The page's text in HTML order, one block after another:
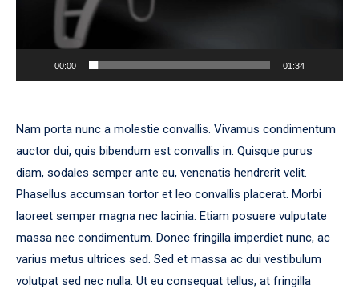
00:00 01:34
Nam porta nunc a molestie convallis. Vivamus condimentum
auctor dui, quis bibendum est convallis in. Quisque purus
diam, sodales semper ante eu, venenatis hendrerit velit.
Phasellus accumsan tortor et leo convallis placerat. Morbi
laoreet semper magna nec lacinia. Etiam posuere vulputate
massa nec condimentum. Donec fringilla imperdiet nunc, ac
varius metus ultrices sed. Sed et massa ac dui vestibulum
volutpat sed nec nulla. Ut eu consequat tellus, at fringilla